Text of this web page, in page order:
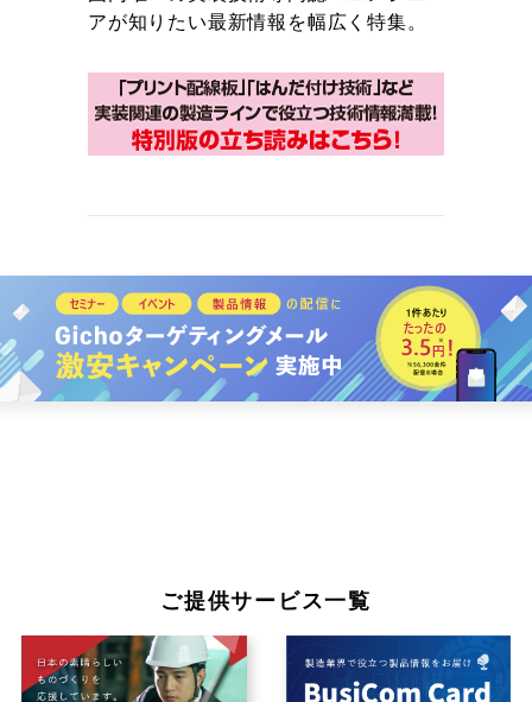
アが知りたい最新情報を幅広く特集。
ご提供サービス一覧